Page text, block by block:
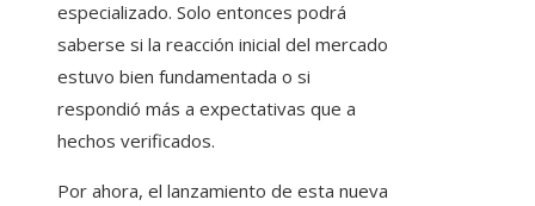
especializado. Solo entonces podrá
saberse si la reacción inicial del mercado
estuvo bien fundamentada o si
respondió más a expectativas que a
hechos verificados.
Por ahora, el lanzamiento de esta nueva